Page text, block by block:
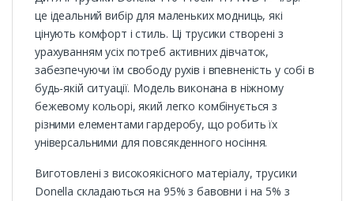
це ідеальний вибір для маленьких модниць, які
цінують комфорт і стиль. Ці трусики створені з
урахуванням усіх потреб активних дівчаток,
забезпечуючи їм свободу рухів і впевненість у собі в
будь-якій ситуації. Модель виконана в ніжному
бежевому кольорі, який легко комбінується з
різними елементами гардеробу, що робить їх
універсальними для повсякденного носіння.
Виготовлені з високоякісного матеріалу, трусики
Donella складаються на 95% з бавовни і на 5% з